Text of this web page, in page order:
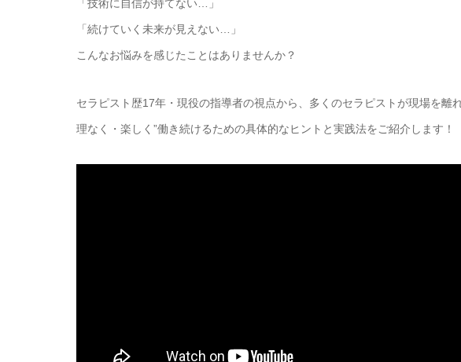
「技術に自信が持てない…」
「続けていく未来が見えない…」
こんなお悩みを感じたことはありませんか？
セラピスト歴17年・現役の指導者の視点から、多くのセラピストが現場を離
理なく・楽しく”働き続けるための具体的なヒントと実践法をご紹介します！